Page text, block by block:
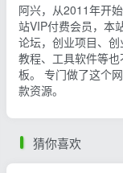
阿兴，从2011年开
站VIP付费会员，本
论坛，创业项目、
教程、工具软件等
板。 专门做了这个
款资源。
猜你喜欢